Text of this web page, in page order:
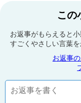
この
お返事がもらえると
すごくやさしい言葉
お返事